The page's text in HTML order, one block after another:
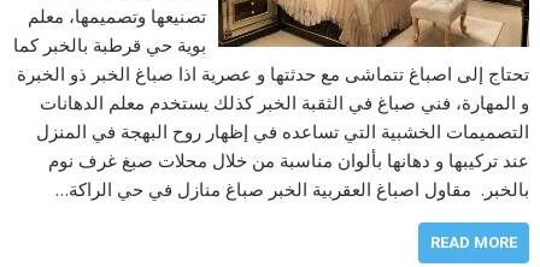
تصنيعها وتصميمها، معلم
بوية حي قرطبة بالخبر كما
تحتاج إلى اصباغ تتماشى مع حدثتها و عصرية اذا صباغ الخبر ذو الخبرة
و المهارة، فني صباغ في الثقبة الخبر كذلك يستخدم معلم الدهانات
التصميمات الخشبية التي تساعده في إظهار روح البهجة في المنزل
عند تركيبها و دهانها بألوان مناسبة من خلال محلات صبغ غرف نوم
بالخبر. مقاول اصباغ العقربية الخبر صباغ منازل في حي الراكة…
READ MORE